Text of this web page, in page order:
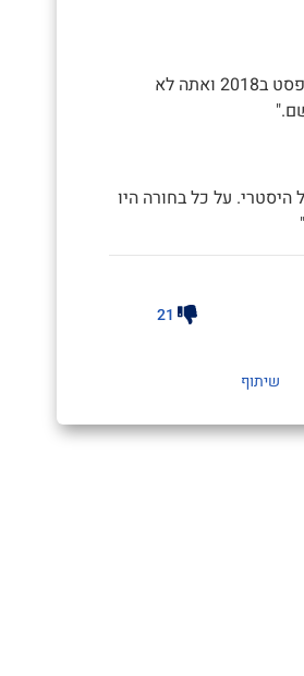
- "נסעתי למנושפסט ב2018 ואתה לא
היסטרי. על כל בחורה היו
21
שיתוף